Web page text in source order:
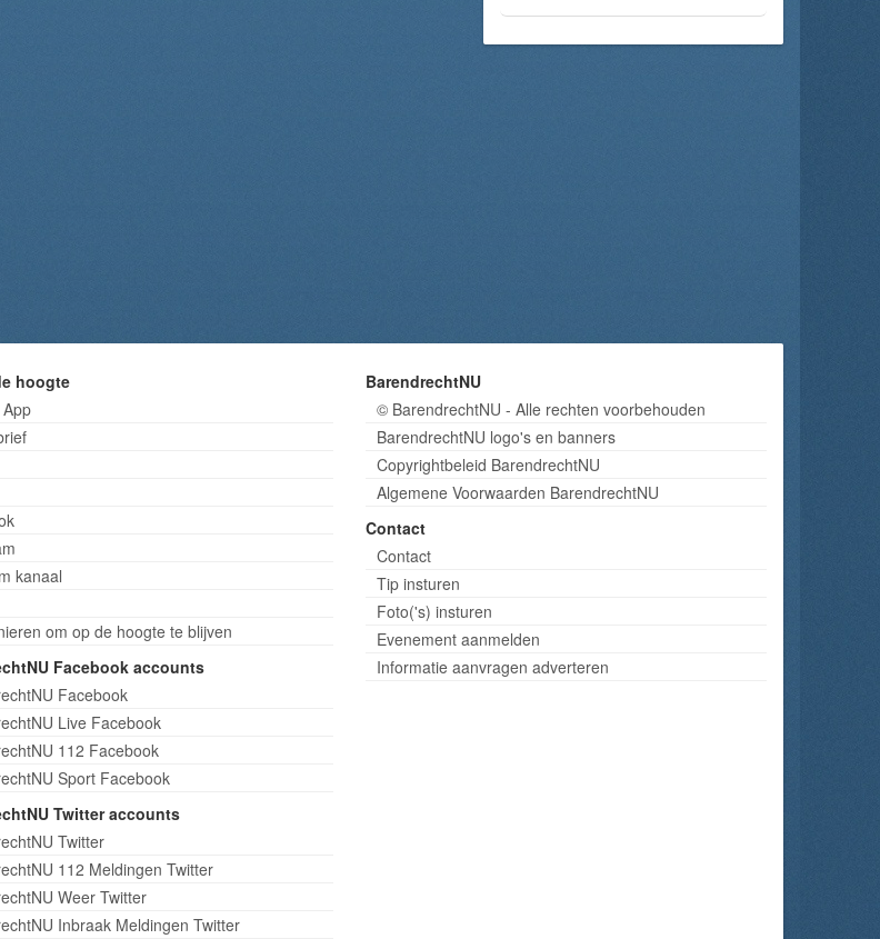
hoogte
kanaal
om op de hoogte te blijven
Facebook accounts
Facebook
Live Facebook
112 Facebook
Sport Facebook
Twitter accounts
Twitter
112 Meldingen Twitter
Weer Twitter
Inbraak Meldingen Twitter
BarendrechtNU
© BarendrechtNU - Alle rechten voorbehouden
BarendrechtNU logo's en banners
Copyrightbeleid BarendrechtNU
Algemene Voorwaarden BarendrechtNU
Contact
Contact
Tip insturen
Foto('s) insturen
Evenement aanmelden
Informatie aanvragen adverteren